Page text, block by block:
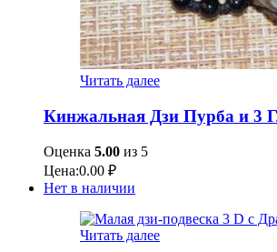
Читать далее
Кинжальная Дзи Пурба и 3
Оценка 5.00 из 5
Цена:0.00 ₽
Нет в наличии
Читать далее